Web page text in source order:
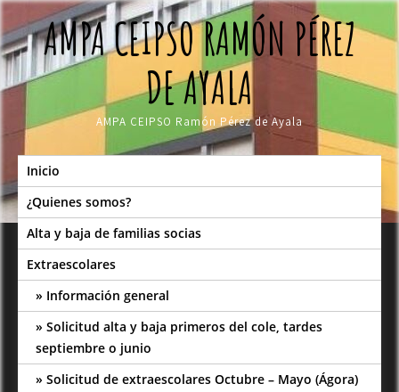
Skip
to
contentAMPA CEIPSO RAMÓN PÉREZ
DE AYALA
AMPA CEIPSO Ramón Pérez de Ayala
Inicio
¿Quienes somos?
Alta y baja de familias socias
Extraescolares
Información general
Solicitud alta y baja primeros del cole, tardes
septiembre o junio
Solicitud de extraescolares Octubre – Mayo (Ágora)